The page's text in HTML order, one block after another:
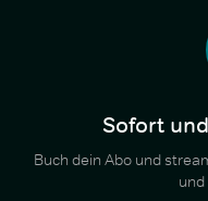
Sofort
Buch dein Abo und